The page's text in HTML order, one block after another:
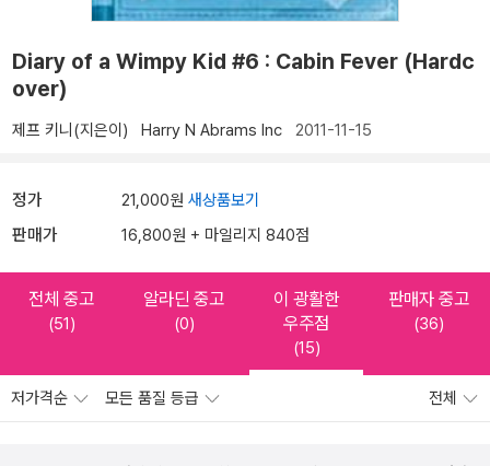
Diary of a Wimpy Kid #6 : Cabin Fever (Hardc
over)
제프 키니(지은이) Harry N Abrams Inc 2011-11-15
정가 21,000원 새상품보기
판매가 16,800원 + 마일리지 840점
전체 중고
(51)
알라딘 중고
(0)
이 광활한
우주점
(15)
판매자 중고
(36)
저가격순 모든 품질 등급 전체